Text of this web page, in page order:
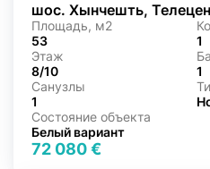
шос. Хынчешть,
Площадь, м2
53
1
Этаж
8/10
1
Санузлы
1
Состояние объекта
Белый вариант
72 080 €